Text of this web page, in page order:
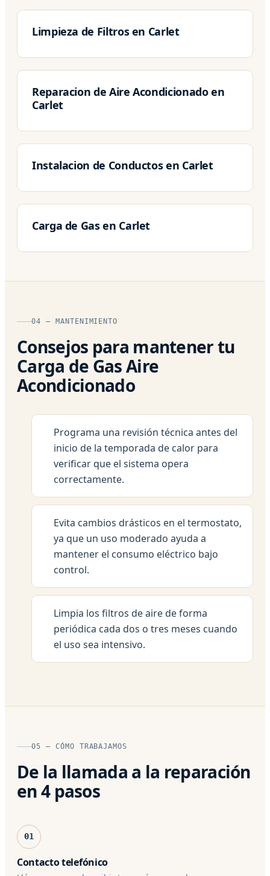
Limpieza de Filtros en Carlet
Reparacion de Aire Acondicionado en
Carlet
Instalacion de Conductos en Carlet
Carga de Gas en Carlet
04 — MANTENIMIENTO
Consejos para mantener tu
Carga de Gas Aire
Acondicionado
Programa una revisión técnica antes del
inicio de la temporada de calor para
verificar que el sistema opera
correctamente.
Evita cambios drásticos en el termostato,
ya que un uso moderado ayuda a
mantener el consumo eléctrico bajo
control.
Limpia los filtros de aire de forma
periódica cada dos o tres meses cuando
el uso sea intensivo.
05 — CÓMO TRABAJAMOS
De la llamada a la reparación
en 4 pasos
01
Contacto telefónico